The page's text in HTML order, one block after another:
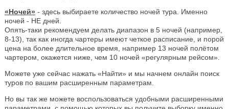
«Ночей» - здесь выбираете количество ночей тура. Именно
ночей - НЕ дней.
Опять-таки рекомендуем делать диапазон в 5 ночей (например,
8-13), так как иногда чартеры имеют четкое расписание, и порой
цена на более длительное время, например 13 ночей полётом
чартером, окажется ниже, чем 10 ночей «регулярным рейсом».
Можете уже сейчас нажать «Найти» и мы начнем онлайн поиск
туров по вашим расширенным параметрам.
Но вы так же можете воспользоваться удобными расширенными